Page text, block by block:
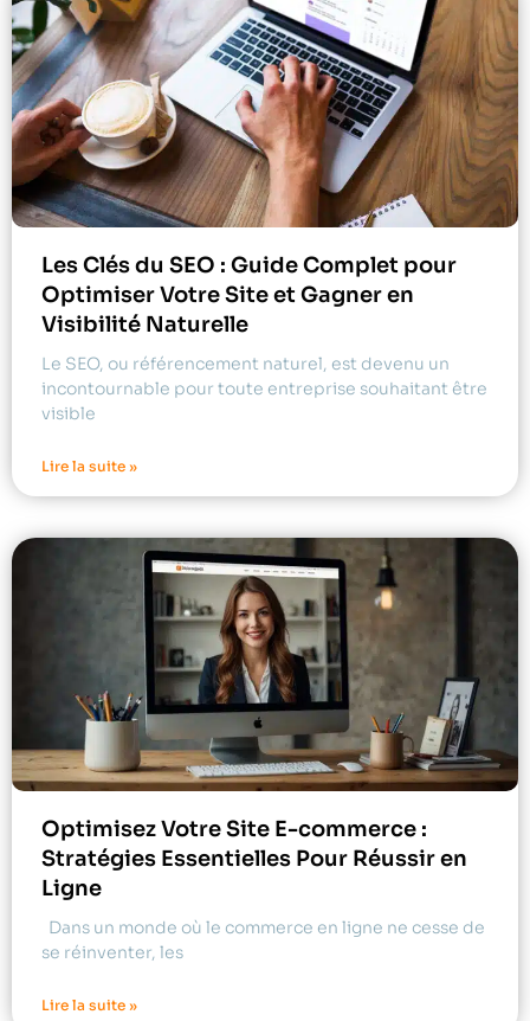
Les Clés du SEO : Guide Complet pour
Optimiser Votre Site et Gagner en
Visibilité Naturelle
Le SEO, ou référencement naturel, est devenu un
incontournable pour toute entreprise souhaitant être
visible
Lire la suite »
Optimisez Votre Site E-commerce :
Stratégies Essentielles Pour Réussir en
Ligne
Dans un monde où le commerce en ligne ne cesse de
se réinventer, les
Lire la suite »